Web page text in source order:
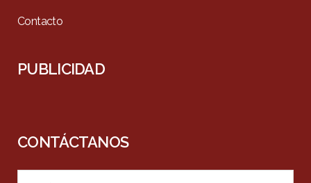
Contacto
PUBLICIDAD
CONTÁCTANOS